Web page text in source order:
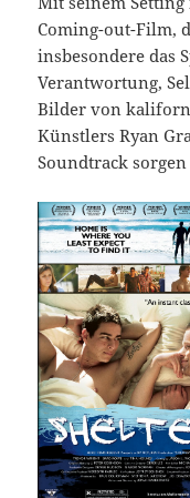
Coming-out-Film,
insbesondere das
Verantwortung,
Bilder von
Künstlers Ryan
Soundtrack